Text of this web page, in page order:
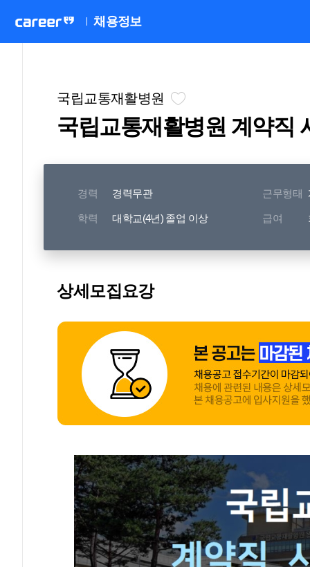
채용정보
국립교통재활병원
국립교통재활병원 계약직
경력 경력무관 근무형태
학력 대학교(4년) 졸업 이상 급여
상세모집요강